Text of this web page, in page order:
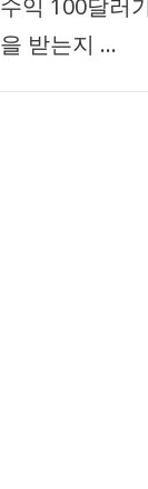
수익 100달러
을 받는지 …